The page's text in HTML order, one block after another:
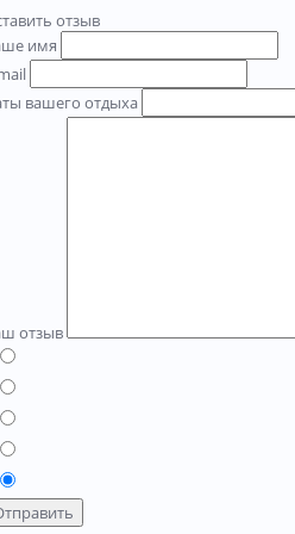
отзыв
имя
вашего отдыха
отзыв